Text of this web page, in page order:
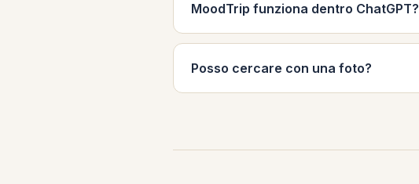
MoodTrip funziona dentro ChatGPT?
Posso cercare con una foto?